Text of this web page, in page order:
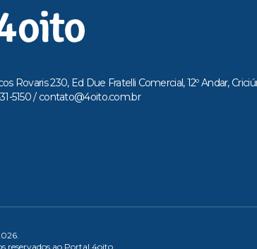
Rovaris 230, Ed Due Fratelli Comercial, 12º Andar,
5150 / contato@4oito.com.br
reservados ao Portal 4oito